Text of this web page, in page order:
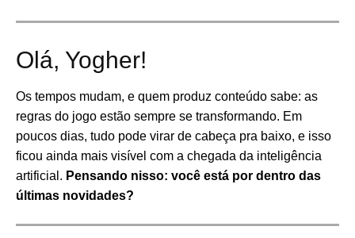
Olá, Yogher!
Os tempos mudam, e quem produz conteúdo sabe: as
regras do jogo estão sempre se transformando. Em
poucos dias, tudo pode virar de cabeça pra baixo, e isso
ficou ainda mais visível com a chegada da inteligência
artificial. Pensando nisso: você está por dentro das
últimas novidades?